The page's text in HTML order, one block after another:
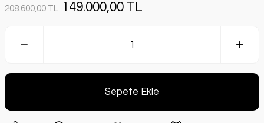
208.600,00 TL 149.000,00 TL
Sepete Ekle